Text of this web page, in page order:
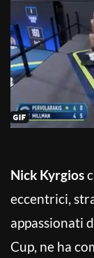
Nick Kyrgios
eccentrici,
appassionati
Cup, ne ha